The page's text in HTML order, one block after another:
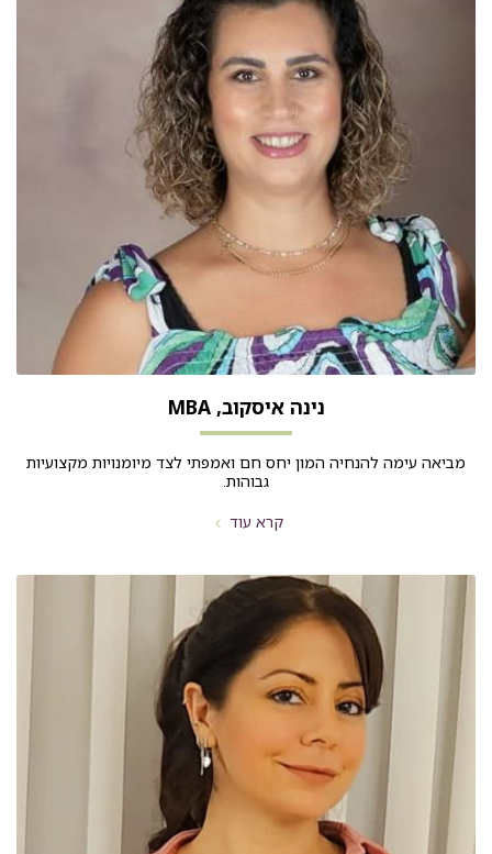
נינה איסקוב, MBA
מביאה עימה להנחיה המון יחס חם ואמפתי לצד מיומנויות מקצועיות
גבוהות.
קרא עוד